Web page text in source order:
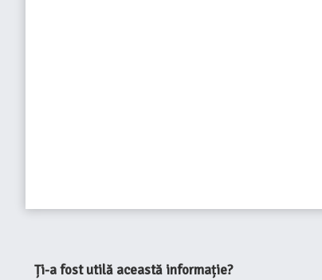
Ți-a fost utilă această informație?